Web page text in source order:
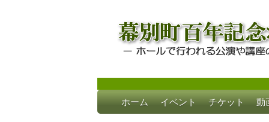
幕別町百年記
ホールで行われる公演や講座のご案内
Skip
to
ホーム イベント チケット 動